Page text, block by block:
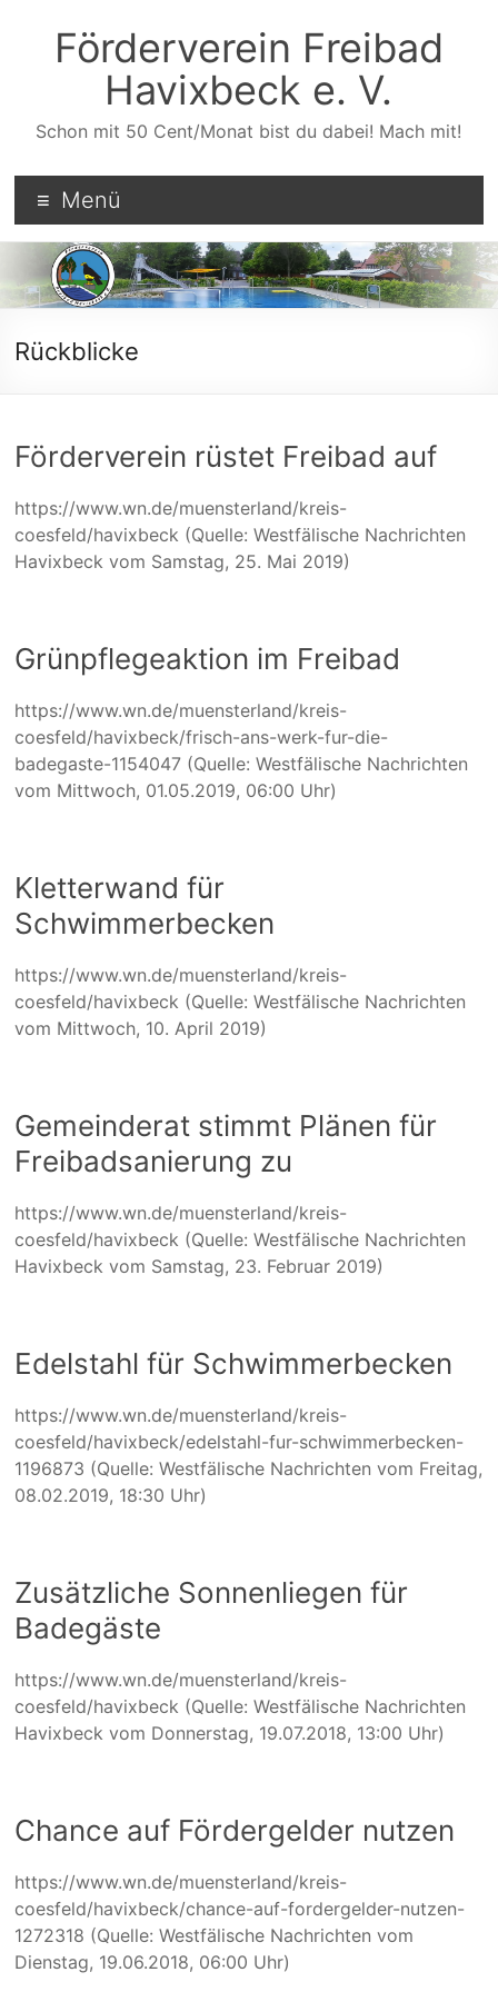
wechselnFörderverein Freibad
Havixbeck e. V.
Schon mit 50 Cent/Monat bist du dabei! Mach mit!
Menü
Rückblicke
Förderverein rüstet Freibad auf
https://www.wn.de/muensterland/kreis-
coesfeld/havixbeck (Quelle: Westfälische Nachrichten
Havixbeck vom Samstag, 25. Mai 2019)
Grünpflegeaktion im Freibad
https://www.wn.de/muensterland/kreis-
coesfeld/havixbeck/frisch-ans-werk-fur-die-
badegaste-1154047 (Quelle: Westfälische Nachrichten
vom Mittwoch, 01.05.2019, 06:00 Uhr)
Kletterwand für
Schwimmerbecken
https://www.wn.de/muensterland/kreis-
coesfeld/havixbeck (Quelle: Westfälische Nachrichten
vom Mittwoch, 10. April 2019)
Gemeinderat stimmt Plänen für
Freibadsanierung zu
https://www.wn.de/muensterland/kreis-
coesfeld/havixbeck (Quelle: Westfälische Nachrichten
Havixbeck vom Samstag, 23. Februar 2019)
Edelstahl für Schwimmerbecken
https://www.wn.de/muensterland/kreis-
coesfeld/havixbeck/edelstahl-fur-schwimmerbecken-
1196873 (Quelle: Westfälische Nachrichten vom Freitag,
08.02.2019, 18:30 Uhr)
Zusätzliche Sonnenliegen für
Badegäste
https://www.wn.de/muensterland/kreis-
coesfeld/havixbeck (Quelle: Westfälische Nachrichten
Havixbeck vom Donnerstag, 19.07.2018, 13:00 Uhr)
Chance auf Fördergelder nutzen
https://www.wn.de/muensterland/kreis-
coesfeld/havixbeck/chance-auf-fordergelder-nutzen-
1272318 (Quelle: Westfälische Nachrichten vom
Dienstag, 19.06.2018, 06:00 Uhr)